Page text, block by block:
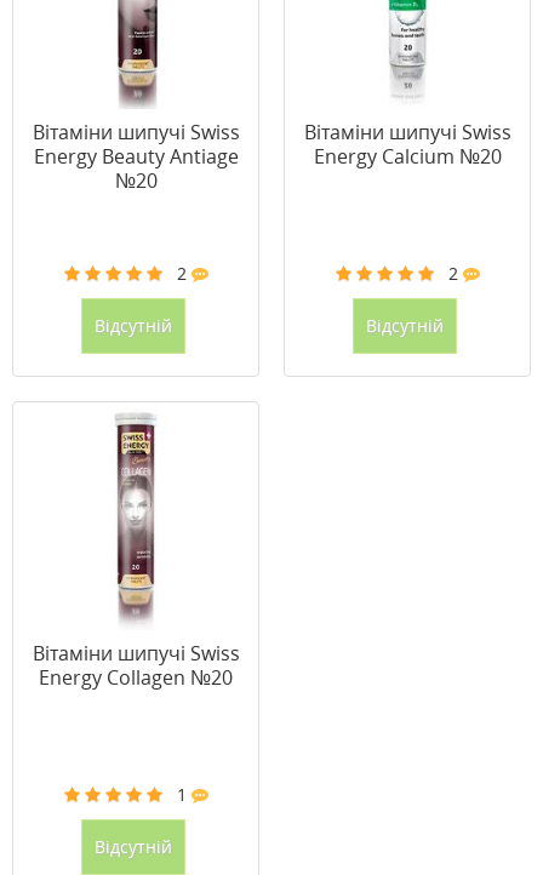
Вітаміни шипучі Swiss
Energy Beauty Antiage
№20
2
Відсутній
Вітаміни шипучі Swiss
Energy Calcium №20
2
Відсутній
Вітаміни шипучі Swiss
Energy Collagen №20
1
Відсутній